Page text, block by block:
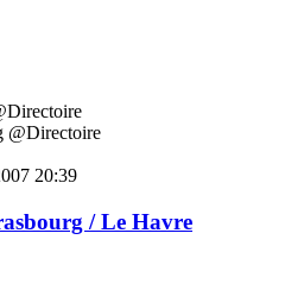
20:39
/ Le Havre